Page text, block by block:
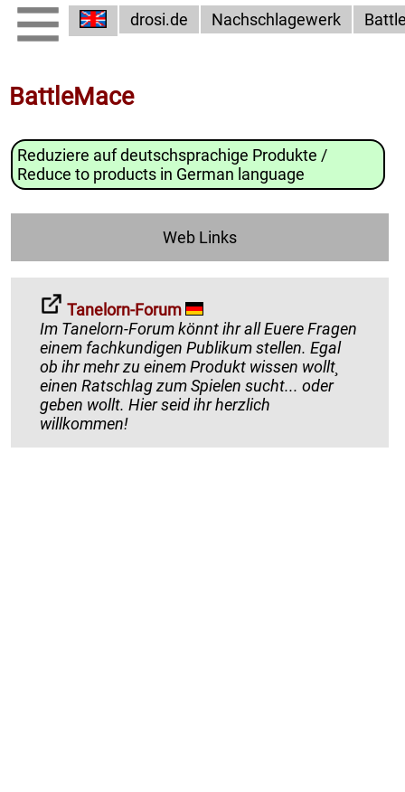
drosi.de Nachschlagewerk
BattleMace
Reduziere auf deutschsprachige Produkte /
Reduce to products in German language
Web Links
Tanelorn-Forum
Im Tanelorn-Forum könnt ihr all Euere Fragen
einem fachkundigen Publikum stellen. Egal
ob ihr mehr zu einem Produkt wissen wollt¸
einen Ratschlag zum Spielen sucht... oder
geben wollt. Hier seid ihr herzlich
willkommen!